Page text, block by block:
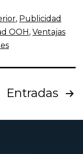
, Publicidad
OOH , Ventajas
Entradas